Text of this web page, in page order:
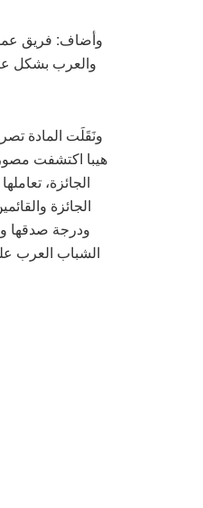
وأضاف: فريق عمل
والعرب بشكل
ونَقَلَت المادة
هيبا اكتشفت
الجائزة،
الجائزة
ودرجة صدقها
الشباب العرب